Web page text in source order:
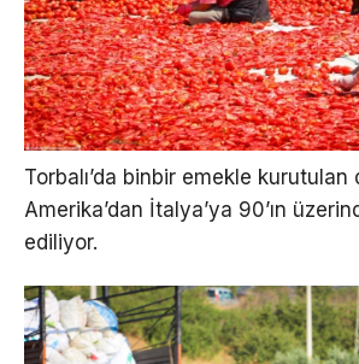
Torbalı’da binbir emekle
Amerika’dan İtalya’ya 90’ın
ediliyor.